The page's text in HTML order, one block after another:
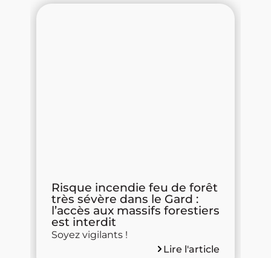
Risque incendie feu de forêt
très sévère dans le Gard :
l’accès aux massifs forestiers
est interdit
Soyez vigilants !
Lire l'article